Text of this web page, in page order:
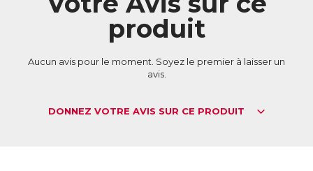
✓ Ils sont garantis végan, sans silicone, sans huile minérale et
sans tensioactif sulfaté.
✓ Testés sous contrôle dermatologique, ils sont
tous les types de cheveux, y compris les cuirs chevelus et
EAN :5021807005079
produit
Aucun avis pour le moment. Soyez le premier à laisser un
avis.
DONNEZ VOTRE AVIS SUR CE PRODUIT